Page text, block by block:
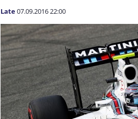
Late07.09.201622:00